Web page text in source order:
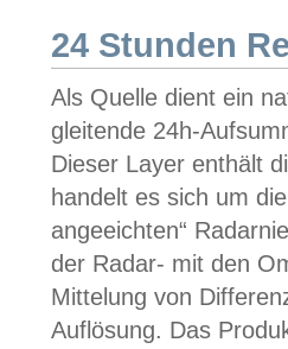
24 Stunden
Als Quelle dient ein
gleitende 24h-
Dieser Layer enthält
handelt es sich um
angeeichten“
der Radar- mit den
Mittelung von
Auflösung. Das